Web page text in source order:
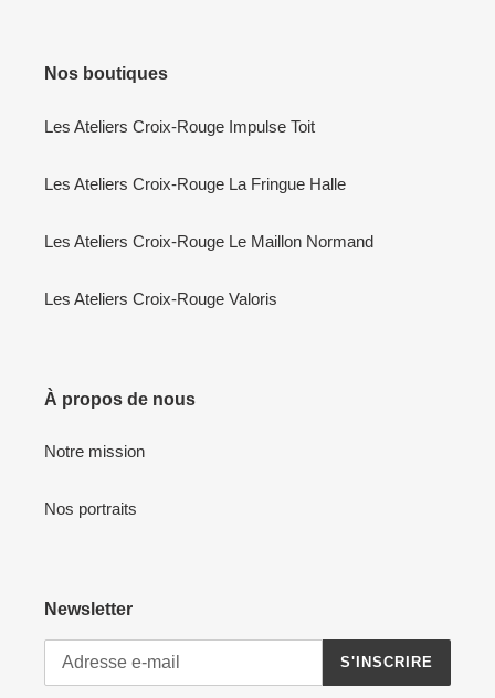
Nos boutiques
Les Ateliers Croix-Rouge Impulse Toit
Les Ateliers Croix-Rouge La Fringue Halle
Les Ateliers Croix-Rouge Le Maillon Normand
Les Ateliers Croix-Rouge Valoris
À propos de nous
Notre mission
Nos portraits
Newsletter
S'INSCRIRE